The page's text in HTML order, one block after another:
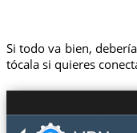
Si todo va bien,
tócala si quieres